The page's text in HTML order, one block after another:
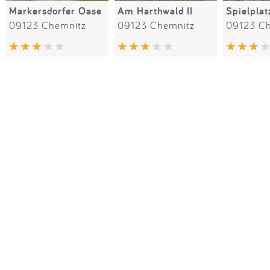
Markersdorfer Oase
09123 Chemnitz
Am Harthwald II
09123 Chemnitz 09123